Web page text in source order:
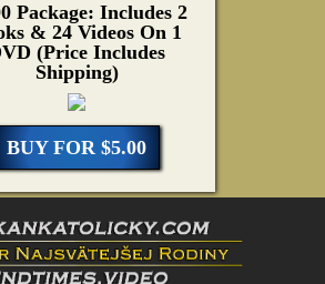
Package: Includes 2
& 24 Videos On 1
(Price Includes
Shipping)
BUY FOR $5.00